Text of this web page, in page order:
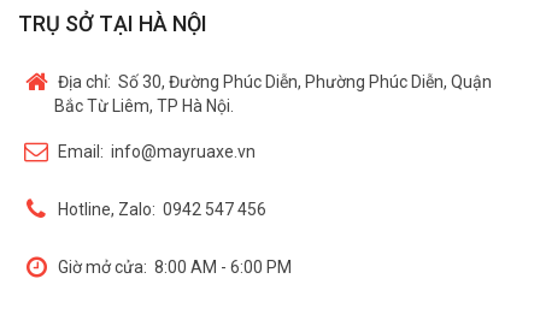
TRỤ SỞ TẠI HÀ NỘI
Địa chỉ: Số 30, Đường Phúc Diễn, Phường Phúc Diễn, Quận
Bắc Từ Liêm, TP Hà Nội.
Email: info@mayruaxe.vn
Hotline, Zalo: 0942 547 456
Giờ mở cửa: 8:00 AM - 6:00 PM